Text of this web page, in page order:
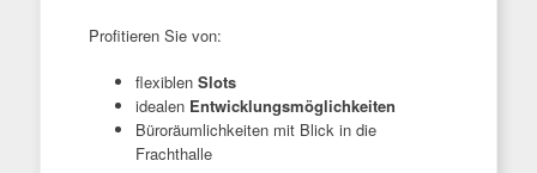
Profitieren Sie von:
flexiblen Slots
idealen Entwicklungsmöglichkeiten
Büroräumlichkeiten mit Blick in die
Frachthalle